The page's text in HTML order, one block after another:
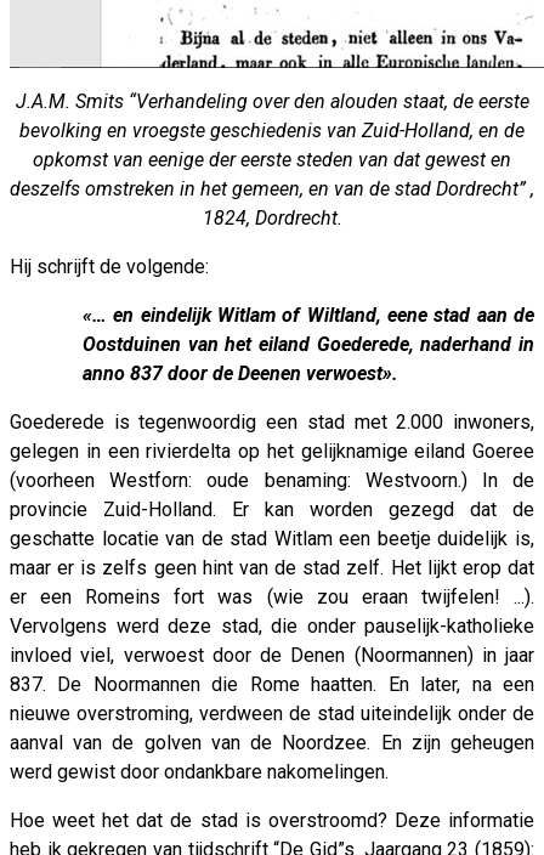
J.A.M. Smits “Verhandeling over den alouden staat, de eerste
bevolking en vroegste geschiedenis van Zuid-Holland, en de
opkomst van eenige der eerste steden van dat gewest en
deszelfs omstreken in het gemeen, en van de stad Dordrecht” ,
1824, Dordrecht.
Hij schrijft de volgende:
«… en eindelijk Witlam of Wiltland, eene stad aan de
Oostduinen van het eiland Goederede, naderhand in
anno 837 door de Deenen verwoest».
Goederede is tegenwoordig een stad met 2.000 inwoners,
gelegen in een rivierdelta op het gelijknamige eiland Goeree
(voorheen Westforn: oude benaming: Westvoorn.) In de
provincie Zuid-Holland. Er kan worden gezegd dat de
geschatte locatie van de stad Witlam een beetje duidelijk is,
maar er is zelfs geen hint van de stad zelf. Het lijkt erop dat
er een Romeins fort was (wie zou eraan twijfelen! ...).
Vervolgens werd deze stad, die onder pauselijk-katholieke
invloed viel, verwoest door de Denen (Noormannen) in jaar
837. De Noormannen die Rome haatten. En later, na een
nieuwe overstroming, verdween de stad uiteindelijk onder de
aanval van de golven van de Noordzee. En zijn geheugen
werd gewist door ondankbare nakomelingen.
Hoe weet het dat de stad is overstroomd? Deze informatie
heb ik gekregen van tijdschrift “De Gid”s. Jaargang 23 (1859):